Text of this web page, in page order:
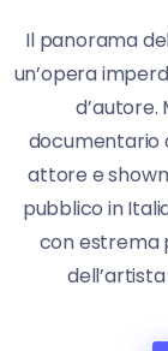
Il panorama
un’opera
documentario
attore e
pubblico in
con estrema